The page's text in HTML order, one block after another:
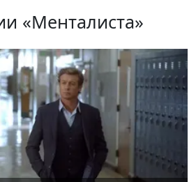
«Менталиста»